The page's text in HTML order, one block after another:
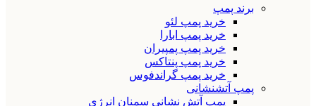
برند پمپ
خرید پمپ لئو
خرید پمپ ابارا
خرید پمپ پمپیران
خرید پمپ پنتاکس
خرید پمپ گراندفوس
پمپ آتشنشانی
پمپ آتش نشانی سمنان انرژی